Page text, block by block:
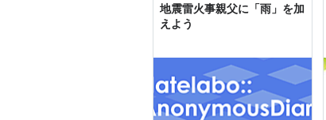
地震雷火事親父に「雨」を加
えよう